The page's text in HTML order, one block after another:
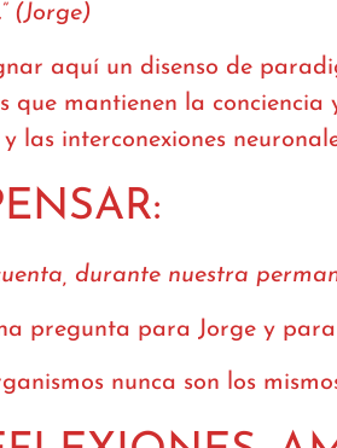
(Jorge)
aquí un disenso de
que mantienen la
las interconexiones
durante nuestra
pregunta para Jorge y
nunca son los